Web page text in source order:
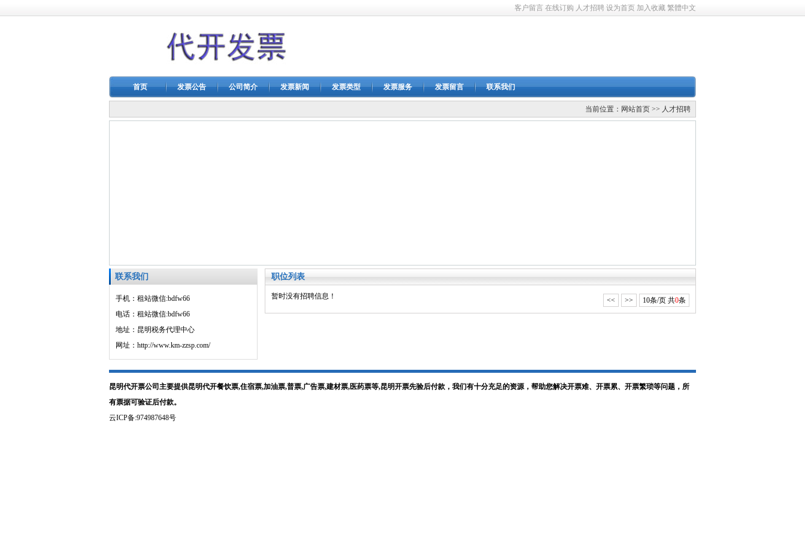
客户留言 在线订购 人才招聘 设为首页 加入收藏 繁體中文
首页 发票公告 公司简介 发票新闻 发票类型 发票服务 发票留言 联系我们
当前位置： 网站首页 >> 人才招聘
联系我们
手机：租站微信:bdfw66
电话：租站微信:bdfw66
地址：昆明税务代理中心
网址：http://www.km-zzsp.com/
职位列表
暂时没有招聘信息！ << >> 10条/页 共0条
昆明代开票公司主要提供昆明代开餐饮票,住宿票,加油票,普票,广告票,建材票,医药票等,昆明开票先验后付款，我们有十分充足的资源，帮助您解决开票难、开票累、开票繁琐等问题，所
有票据可验证后付款。
云ICP备:974987648号